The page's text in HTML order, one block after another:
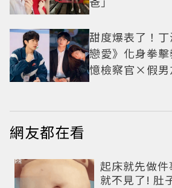
甜度爆表了！
戀愛》化身拳
憶檢察官×假男
網友都在看
起床就先做
就不見了! 肚
PR